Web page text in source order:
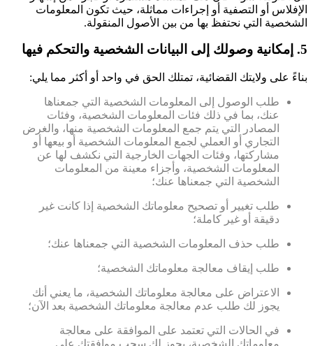
الإفلاس أو التصفية أو إجراءات مماثلة، حيث تكون المعلومات
الشخصية التي نحتفظ بها من بين الأصول المنقولة.
5. إمكانية وصولك إلى البيانات الشخصية والتحكم فيها
بناءً على ولايتك القضائية، تمتلك الحق في واحد أو أكثر مما يلي:
طلب الوصول إلى المعلومات الشخصية التي جمعناها
عنك، بما في ذلك فئات المعلومات الشخصية، وفئات
المصادر التي يتم جمع المعلومات الشخصية منها، والغرض
التجاري أو العملي لجمع المعلومات الشخصية أو بيعها أو
مشاركتها، وفئات الجهات الخارجية التي نكشف لها عن
المعلومات الشخصية، وأجزاء معينة من المعلومات
الشخصية التي جمعناها عنك؛
طلب تغيير أو تصحيح معلوماتك الشخصية إذا كانت غير
دقيقة أو غير كاملة؛
طلب حذف المعلومات الشخصية التي جمعناها عنك؛
طلب إيقاف معالجة معلوماتك الشخصية؛
الاعتراض على معالجة معلوماتك الشخصية، ما يعني أنك
يجوز لك طلب عدم معالجة معلوماتك الشخصية بعد الآن؛
في الحالات التي تعتمد على الموافقة على معالجة
معلوماتك الشخصية، يجوز لك سحب موافقتك على